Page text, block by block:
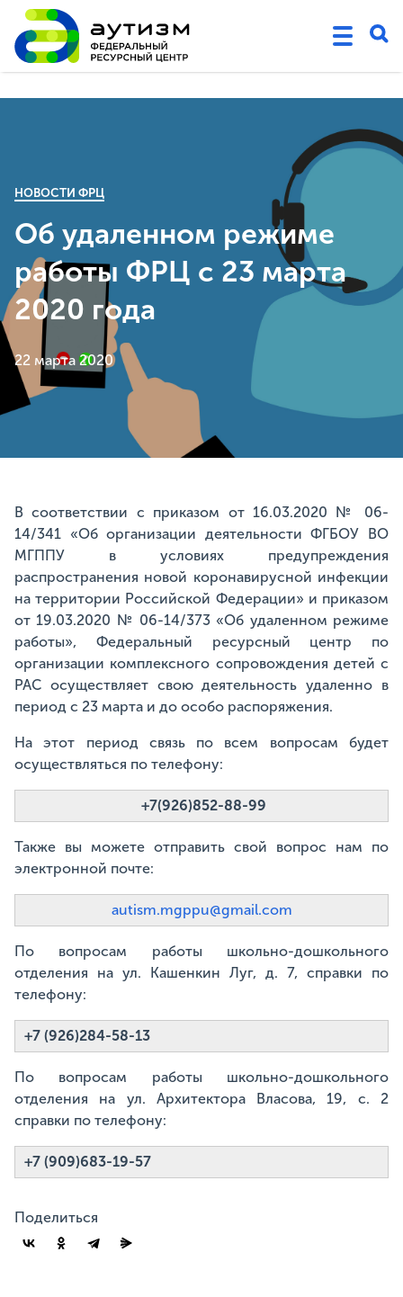
НОВОСТИ ФРЦ
Об удаленном режиме
работы ФРЦ с 23 марта
2020 года
22 марта 2020
В соответствии с приказом от 16.03.2020 № 06-
14/341 «Об организации деятельности ФГБОУ ВО
МГППУ в условиях предупреждения
распространения новой коронавирусной инфекции
на территории Российской Федерации» и приказом
от 19.03.2020 № 06-14/373 «Об удаленном режиме
работы», Федеральный ресурсный центр по
организации комплексного сопровождения детей с
РАС осуществляет свою деятельность удаленно в
период с 23 марта и до особо распоряжения.
На этот период связь по всем вопросам будет
осуществляться по телефону:
+7(926)852-88-99
Также вы можете отправить свой вопрос нам по
электронной почте:
autism.mgppu@gmail.com
По вопросам работы школьно-дошкольного
отделения на ул. Кашенкин Луг, д. 7, справки по
телефону:
+7 (926)284-58-13
По вопросам работы школьно-дошкольного
отделения на ул. Архитектора Власова, 19, с. 2
справки по телефону:
+7 (909)683-19-57
Поделиться